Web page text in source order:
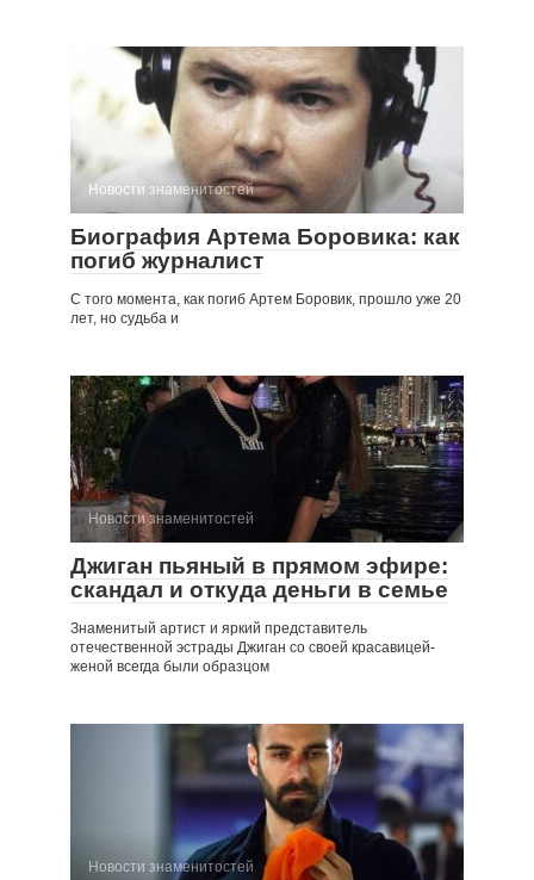
Новости знаменитостей
Биография Артема Боровика: как
погиб журналист
С того момента, как погиб Артем Боровик, прошло уже 20
лет, но судьба и
Новости знаменитостей
Джиган пьяный в прямом эфире:
скандал и откуда деньги в семье
Знаменитый артист и яркий представитель
отечественной эстрады Джиган со своей красавицей-
женой всегда были образцом
Новости знаменитостей